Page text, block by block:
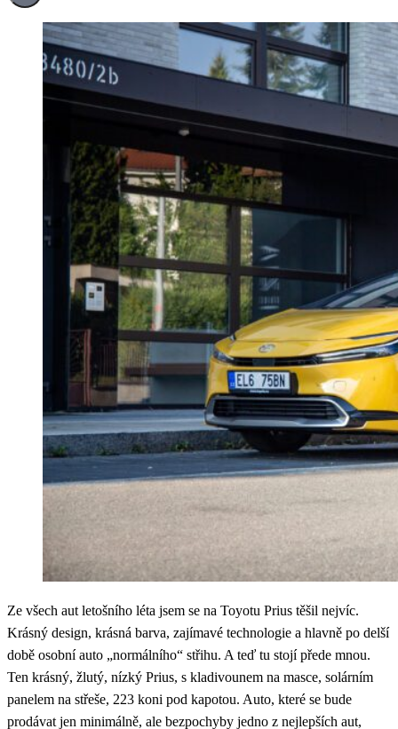
Ze všech aut letošního léta jsem se na Toyotu Prius těšil nejvíc.
Krásný design, krásná barva, zajímavé technologie a hlavně po delší
době osobní auto „normálního“ střihu. A teď tu stojí přede mnou.
Ten krásný, žlutý, nízký Prius, s kladivounem na masce, solárním
panelem na střeše, 223 koni pod kapotou. Auto, které se bude
prodávat jen minimálně, ale bezpochyby jedno z nejlepších aut,